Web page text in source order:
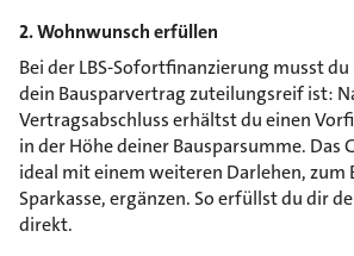
2. Wohnwunsch erfüllen
Bei der LBS-Sofortfinanzierung musst
dein Bausparvertrag zuteilungsreif ist:
Vertragsabschluss erhältst du einen
in der Höhe deiner Bausparsumme. Das
ideal mit einem weiteren Darlehen, zum
Sparkasse, ergänzen. So erfüllst du dir
direkt.